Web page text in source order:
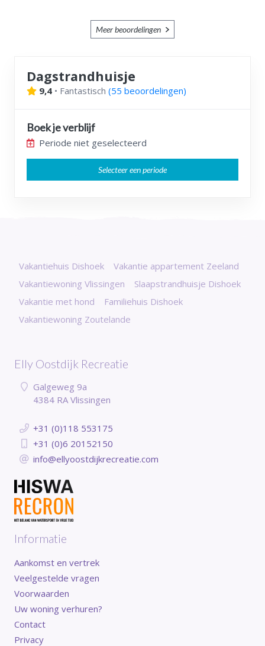
Meer beoordelingen
Dagstrandhuisje
9,4 • Fantastisch (55 beoordelingen)
Boek je verblijf
Periode niet geselecteerd
Selecteer een periode
Vakantiehuis Dishoek
Vakantie appartement Zeeland
Vakantiewoning Vlissingen
Slaapstrandhuisje Dishoek
Vakantie met hond
Familiehuis Dishoek
Vakantiewoning Zoutelande
Elly Oostdijk Recreatie
Galgeweg 9a
4384 RA Vlissingen
+31 (0)118 553175
+31 (0)6 20152150
info@ellyoostdijkrecreatie.com
Informatie
Aankomst en vertrek
Veelgestelde vragen
Voorwaarden
Uw woning verhuren?
Contact
Privacy